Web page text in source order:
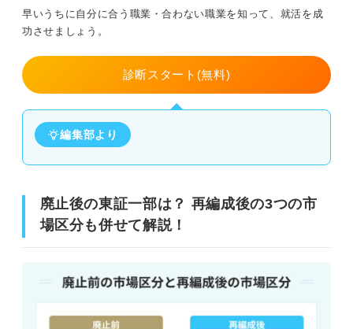
早いうちに自分に合う職業・合わない職業を知って、就活を成
功させましょう。
診断スタート(無料)
編集部より
廃止後の東証一部は？ 再編成後の3つの市
場区分も併せて解説！